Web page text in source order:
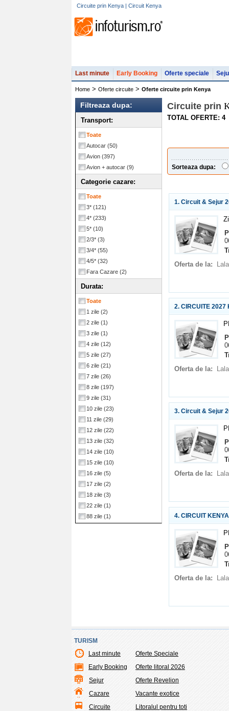
Circuite prin Kenya | Circuit Kenya
Last minute Early Booking Oferte speciale
Home > Oferte circuite > Oferte circuite prin Kenya
Filtreaza dupa:
Transport:
Toate
Autocar (50)
Avion (397)
Avion + autocar (9)
Categorie cazare:
Toate
3* (121)
4* (233)
5* (10)
2/3* (3)
3/4* (55)
4/5* (32)
Fara Cazare (2)
Durata:
Toate
1 zile (2)
2 zile (1)
3 zile (1)
4 zile (12)
5 zile (27)
6 zile (21)
7 zile (26)
8 zile (197)
9 zile (31)
10 zile (23)
11 zile (29)
12 zile (22)
13 zile (32)
14 zile (10)
15 zile (10)
16 zile (5)
17 zile (2)
18 zile (3)
22 zile (1)
88 zile (1)
Circuite prin
TOTAL OFERTE: 4
Sorteaza dupa:
1. Circuit & Sejur
Oferta de la:
2. CIRCUITE
Oferta de la:
3. Circuit & Sejur
Oferta de la:
4. CIRCUIT
Oferta de la:
TURISM
Last minute
Early Booking
Sejur
Cazare
Circuite
Oferte Speciale
Oferte litoral 2026
Oferte Revelion
Vacante exotice
Litoralul pentru toti